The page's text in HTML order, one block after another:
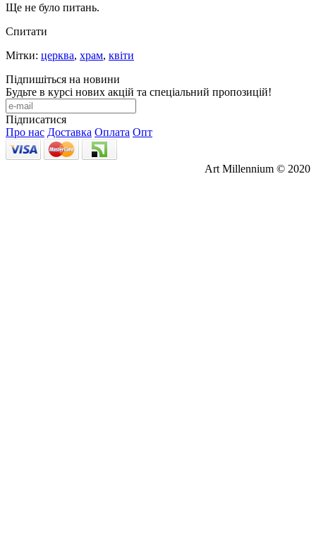
Ще не було питань.
Спитати
Мітки: церква, храм, квіти
Підпишіться на новини
Будьте в курсі нових акцій та спеціальний пропозицій!
Підписатися
Про нас Доставка Оплата Опт
Art Millennium © 2020